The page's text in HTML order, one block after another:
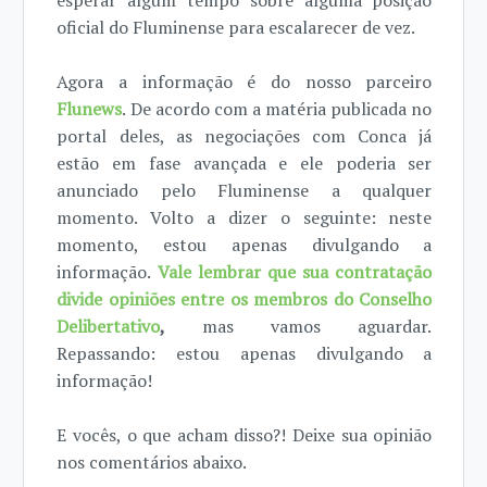
oficial do Fluminense para escalarecer de vez.
Agora a informação é do nosso parceiro
Flunews. De acordo com a matéria publicada no
portal deles, as negociações com Conca já
estão em fase avançada e ele poderia ser
anunciado pelo Fluminense a qualquer
momento. Volto a dizer o seguinte: neste
momento, estou apenas divulgando a
informação. Vale lembrar que sua contratação
divide opiniões entre os membros do Conselho
Delibertativo, mas vamos aguardar.
Repassando: estou apenas divulgando a
informação!
E vocês, o que acham disso?! Deixe sua opinião
nos comentários abaixo.